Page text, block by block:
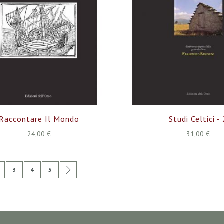
Raccontare Il Mondo
24,00 €
Studi Celtici -
31,00 €
stai leggendo la pagina
Pagina
3 Pagina
4 Pagina
5